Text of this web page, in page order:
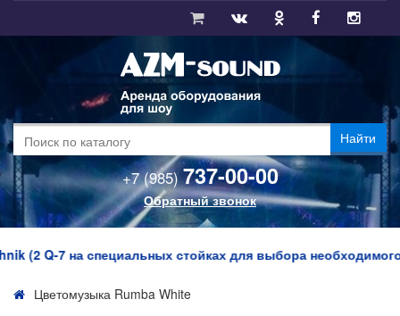
Найти
+7 (985)737-00-00
Обратный звонок
Q-7 на специальных стойках для выбора необходимого
Цветомузыка Rumba White